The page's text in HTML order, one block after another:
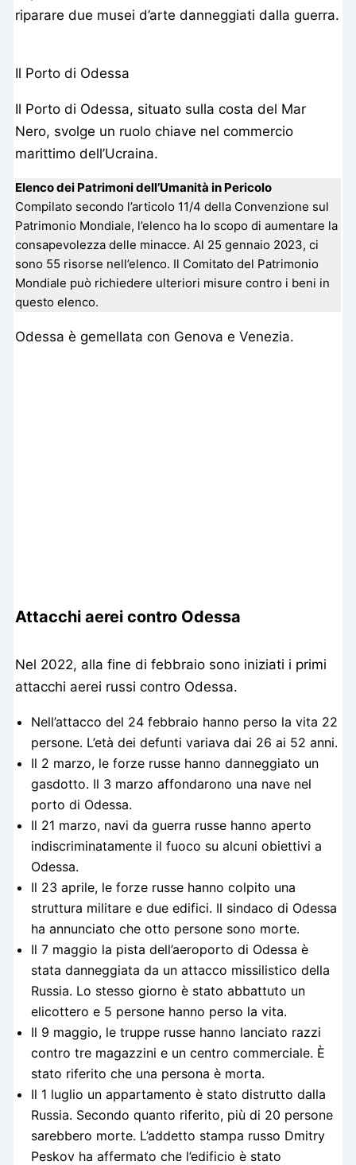
riparare due musei d’arte danneggiati dalla guerra.
Il Porto di Odessa
Il Porto di Odessa, situato sulla costa del Mar
Nero, svolge un ruolo chiave nel commercio
marittimo dell’Ucraina.
Elenco dei Patrimoni dell’Umanità in Pericolo
Compilato secondo l’articolo 11/4 della Convenzione sul
Patrimonio Mondiale, l’elenco ha lo scopo di aumentare la
consapevolezza delle minacce. Al 25 gennaio 2023, ci
sono 55 risorse nell’elenco. Il Comitato del Patrimonio
Mondiale può richiedere ulteriori misure contro i beni in
questo elenco.
Odessa è gemellata con Genova e Venezia.
Attacchi aerei contro Odessa
Nel 2022, alla fine di febbraio sono iniziati i primi
attacchi aerei russi contro Odessa.
Nell’attacco del 24 febbraio hanno perso la vita 22
persone. L’età dei defunti variava dai 26 ai 52 anni.
Il 2 marzo, le forze russe hanno danneggiato un
gasdotto. Il 3 marzo affondarono una nave nel
porto di Odessa.
Il 21 marzo, navi da guerra russe hanno aperto
indiscriminatamente il fuoco su alcuni obiettivi a
Odessa.
Il 23 aprile, le forze russe hanno colpito una
struttura militare e due edifici. Il sindaco di Odessa
ha annunciato che otto persone sono morte.
Il 7 maggio la pista dell’aeroporto di Odessa è
stata danneggiata da un attacco missilistico della
Russia. Lo stesso giorno è stato abbattuto un
elicottero e 5 persone hanno perso la vita.
Il 9 maggio, le truppe russe hanno lanciato razzi
contro tre magazzini e un centro commerciale. È
stato riferito che una persona è morta.
Il 1 luglio un appartamento è stato distrutto dalla
Russia. Secondo quanto riferito, più di 20 persone
sarebbero morte. L’addetto stampa russo Dmitry
Peskov ha affermato che l’edificio è stato